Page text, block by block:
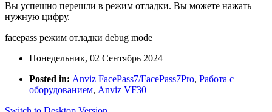
Вы успешно перешли в режим отладки. Вы можете нажать
нужную цифру.
facepass режим отладки debug mode
Понедельник, 02 Сентябрь 2024
Posted in: Anviz FacePass7/FacePass7Pro, Работа с
оборудованием, Anviz VF30